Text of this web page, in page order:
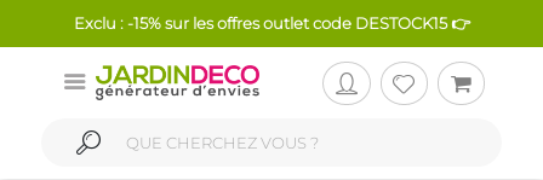
Exclu : -15% sur les offres outlet code DESTOCK15 👉